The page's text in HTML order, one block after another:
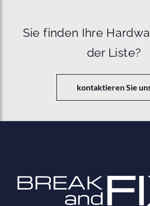
Sie finden Ihre
der Liste?
kontaktieren Sie